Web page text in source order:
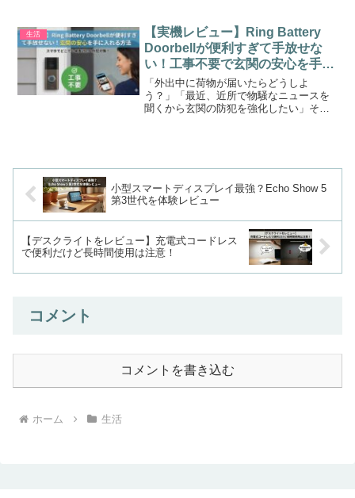
かどうか、ポイントをまとめてみまし
た！雨水には汚れが混ざってる...
生活
【実機レビュー】Ring Battery
Doorbellが便利すぎて手放せな
い！工事不要で玄関の安心を手に
入れる方法
「外出中に荷物が届いたらどうしよ
う？」「最近、近所で物騒なニュースを
聞くから玄関の防犯を強化したい」そん
小型スマートディスプレイ最強？Echo Show 5
第3世代を体験レビュー
【デスクライトをレビュー】充電式コードレス
で便利だけど長時間使用は注意！
コメント
コメントを書き込む
ホーム 生活